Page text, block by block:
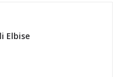
Elbise